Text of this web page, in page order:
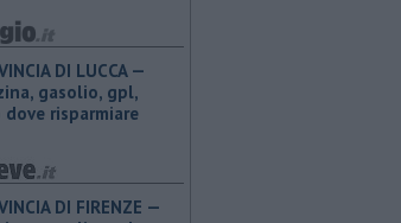
DI LUCCA —
gasolio, gpl,
dove risparmiare
DI FIRENZE —